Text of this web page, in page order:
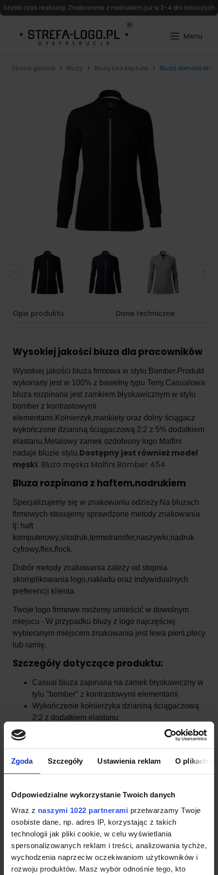
Zgoda Szczegóły Ustawienia reklam O plikach
Odpowiedzialne wykorzystanie Twoich danych
Wraz z naszymi 1022 partnerami przetwarzamy Twoje
osobiste dane, np. adres IP, korzystając z takich
technologii jak pliki cookie, w celu wyświetlania
spersonalizowanych reklam i treści, analizowania tychże,
wychodzenia naprzeciw oczekiwaniom użytkowników i
rozwoju produktów. Masz wybór odnośnie tego, kto
Szybki czas realizacji. Znakowanie z nadrukiem już w 2-4 dni roboczych
Strona główna Bluzy Bluzy bez kaptura Bluza damska
Opis produktu Dane techniczne
Wysokiej jakości bluza dla pracowników
Wysokiej jakości bluza firmowa w stylu Bomber.Produkt
wykonany jest w 100% z bawełny typu Terry.Casualowa
bluza rozpinana jest zamkiem błyskawicznym w stylu
bomber z kontrastowymi
elementami.Kołnierzyk,mankiety oraz dolny ściągacz
wykończone dzianiną ściągaczową 2:2 z 5% dodatkiem
elastanu.Metalowy zamek ozdobiony logo Malfini
nadaje bluzie stylu.Dostępny jest również model
męski: Bluza męska Malfini Bomber 454
Bluza rozpinana z haftem,nadrukiem
Specjalizujemy się w znakowaniu odzieży.Na bluzach
firmowych stosujemy sprawdzone metody znakowania
tj: haft
komputerowy,sitodruk,termotransfer,naszywki,nadruk
cyfrowy,flex,flock.
Dobór metody znakowania zależy od stopnia
skomplikowania logo,nakładu oraz indywidualnych
preferencji klienta.
Twoje logo firmowe możemy umieścić w dowolnym
miejscu - W przypadku bluzy z logo najczęściej
wybieranym miejscem znakowania jest lewa pierś,plecy
lub ramię.
Szczegóły dotyczące produktu:
Casual bluza zapinana na zamek błyskawiczny w
tylu "bomber" z kontrastowymi elementami
Wykończenie kołnierzyka dzianiną ściągaczową
2:2 z dodatkiem elastanu
Metalowy zamek ozdobiony logo Malfini
Kieszenie na bocznym szwach ze schowanym
Dolny ściągacz oraz mankiety wykończone
dzianiną ściągaczową 2:2 z dodatkiem 5 %
Bluza damska Malfini Bomber
454
Producent:Ubrania z własnym nadrukiem od Malfini